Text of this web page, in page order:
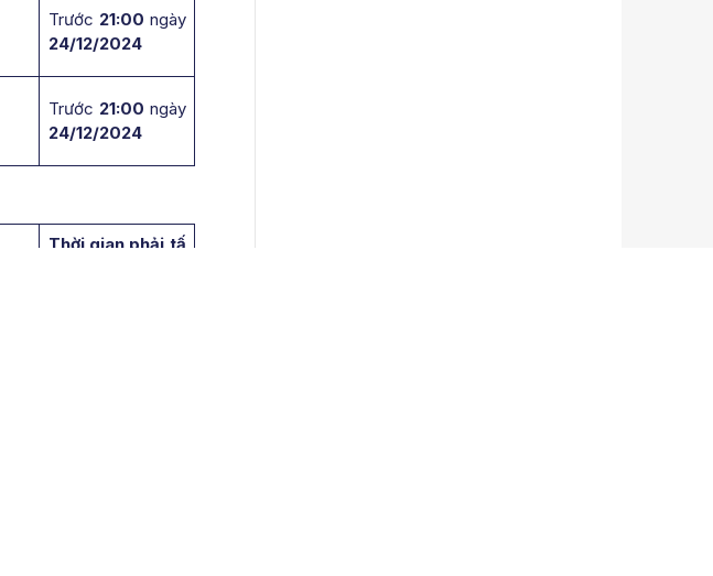
Trước 21:00 ngày
24/12/2024
Trước 21:00 ngày
24/12/2024
Thời gian phải tấ